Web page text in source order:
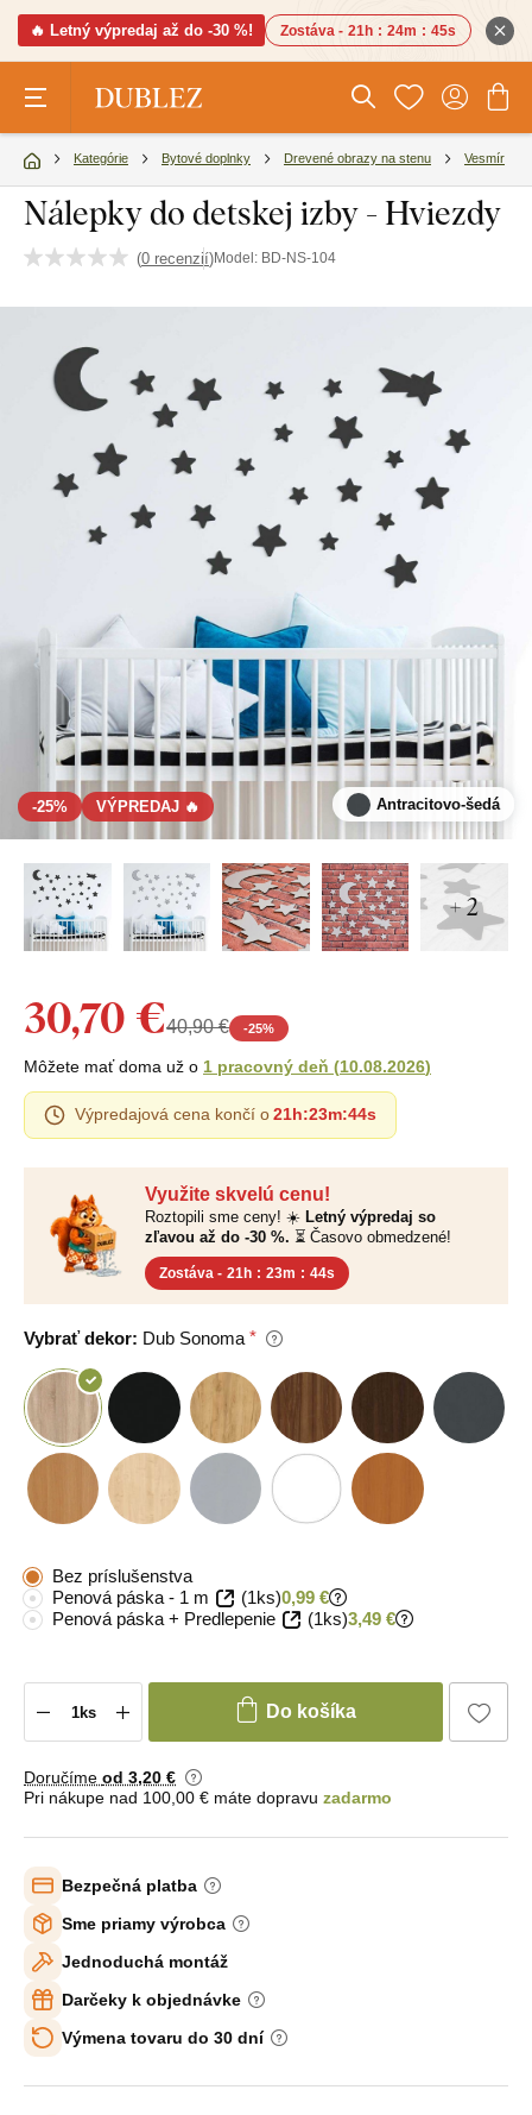
🔥 Letný výpredaj až do -30 %! Zostáva - 21h : 24m : 44s
Kategórie Bytové doplnky Drevené obrazy na stenu Vesmír
Nálepky do detskej izby - Hviezdy
(0 recenzií)Model: BD-NS-104
-25% VÝPREDAJ 🔥 Antracitovo-šedá
+ 2
Využite skvelú cenu!
Roztopili sme ceny! ☀️ Letný výpredaj so
zľavou až do -30 %. ⏳ Časovo obmedzené!
Zostáva - 21h : 23m : 43s
Vybrať dekor: Dub Sonoma
30,70 €40,90 € -25%
Môžete mať doma už o 1 pracovný deň (10.08.2026)
Výpredajová cena končí o21h:23m:43s
Bez príslušenstva
Penová páska - 1 m
(1ks)0,99 €
Penová páska + Predlepenie
(1ks)3,49 €
Do košíka
Doručíme od 3,20 €
Pri nákupe nad 100,00 € máte dopravu zadarmo
Bezpečná platba
Sme priamy výrobca
Jednoduchá montáž
Darčeky k objednávke
Výmena tovaru do 30 dní